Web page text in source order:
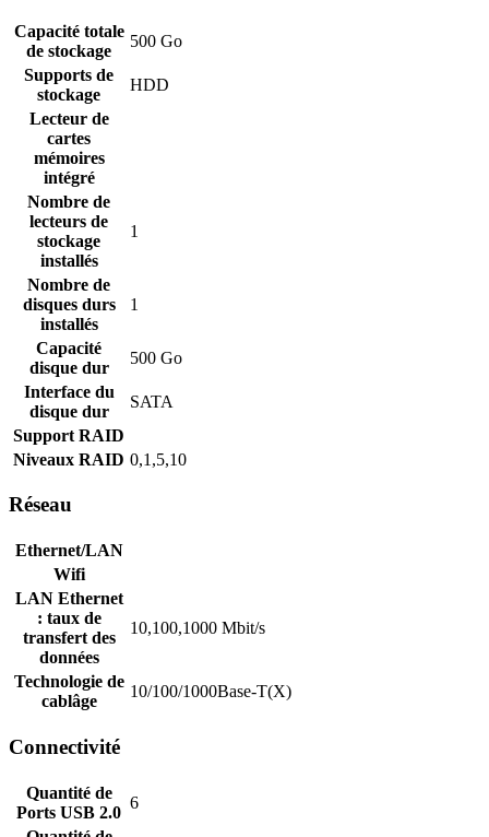
Capacité totale
de stockage
500 Go
Supports de
stockage
HDD
Lecteur de
cartes
mémoires
intégré
Nombre de
lecteurs de
stockage
installés
1
Nombre de
disques durs
installés
1
Capacité
disque dur
500 Go
Interface du
disque dur
SATA
Support RAID
Niveaux RAID 0,1,5,10
Réseau
Ethernet/LAN
Wifi
LAN Ethernet
: taux de
transfert des
données
10,100,1000 Mbit/s
Technologie de
cablâge
10/100/1000Base-T(X)
Connectivité
Quantité de
Ports USB 2.0
6